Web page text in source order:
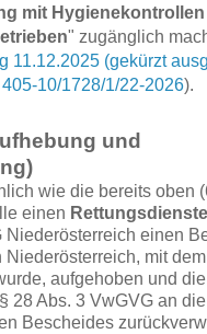
mit Hygienekontrollen
" zugänglich
11.12.2025 (gekürzt
10/1728/1/22-2026).
und
wie die bereits oben
einen
Niederösterreich einen
Niederösterreich, mit
aufgehoben und die
28 Abs. 3 VwGVG an
Bescheides